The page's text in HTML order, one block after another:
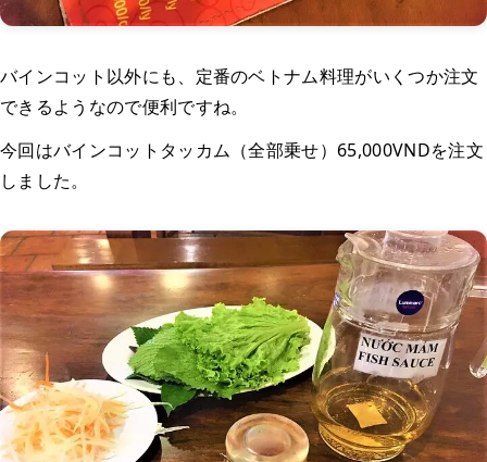
バインコット以外にも、定番のベトナム料理がいくつか注文
できるようなので便利ですね。
今回はバインコットタッカム（全部乗せ）65,000VNDを注文
しました。